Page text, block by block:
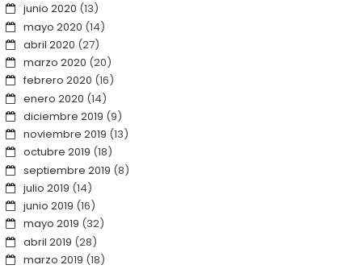
junio 2020 (13)
mayo 2020 (14)
abril 2020 (27)
marzo 2020 (20)
febrero 2020 (16)
enero 2020 (14)
diciembre 2019 (9)
noviembre 2019 (13)
octubre 2019 (18)
septiembre 2019 (8)
julio 2019 (14)
junio 2019 (16)
mayo 2019 (32)
abril 2019 (28)
marzo 2019 (18)